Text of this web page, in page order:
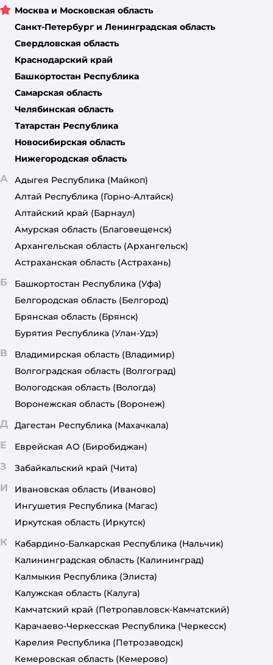
Москва и Московская область
Санкт-Петербург и Ленинградская область
Свердловская область
Краснодарский край
Башкортостан Республика
Самарская область
Челябинская область
Татарстан Республика
Новосибирская область
Нижегородская область
А Адыгея Республика (Майкоп)
Алтай Республика (Горно-Алтайск)
Алтайский край (Барнаул)
Амурская область (Благовещенск)
Архангельская область (Архангельск)
Астраханская область (Астрахань)
Б Башкортостан Республика (Уфа)
Белгородская область (Белгород)
Брянская область (Брянск)
Бурятия Республика (Улан-Удэ)
В Владимирская область (Владимир)
Волгоградская область (Волгоград)
Вологодская область (Вологда)
Воронежская область (Воронеж)
Д Дагестан Республика (Махачкала)
Е Еврейская АО (Биробиджан)
З Забайкальский край (Чита)
И Ивановская область (Иваново)
Ингушетия Республика (Магас)
Иркутская область (Иркутск)
К Кабардино-Балкарская Республика (Нальчик)
Калининградская область (Калининград)
Калмыкия Республика (Элиста)
Калужская область (Калуга)
Камчатский край (Петропавловск-Камчатский)
Карачаево-Черкесская Республика (Черкесск)
Карелия Республика (Петрозаводск)
Кемеровская область (Кемерово)